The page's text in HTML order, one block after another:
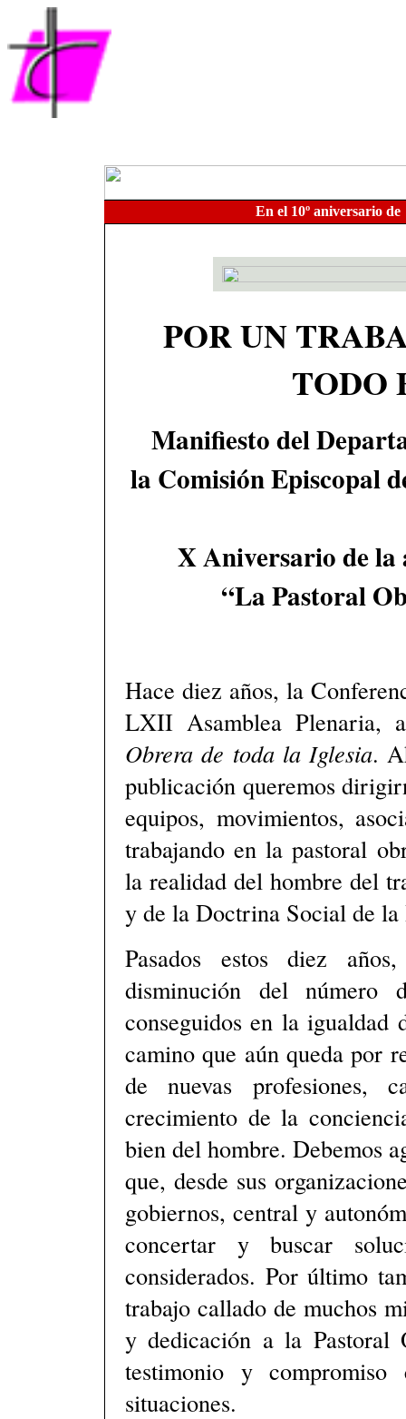
En el 10º aniversario de
POR UN
TODO
Manifiesto del
la Comisión Episcopal
X Aniversario de la
“La Pastoral
Hace diez años, la
LXII Asamblea Plenaria,
Obrera de toda la Iglesia.
publicación queremos
equipos, movimientos,
trabajando en la pastoral
la realidad del hombre del
y de la Doctrina Social de
Pasados estos diez
disminución del número
conseguidos en la
camino que aún queda por
de nuevas profesiones,
crecimiento de la
bien del hombre. Debemos
que, desde sus
gobiernos, central y
concertar y buscar
considerados. Por último
trabajo callado de muchos
y dedicación a la Pastoral
testimonio y
situaciones.